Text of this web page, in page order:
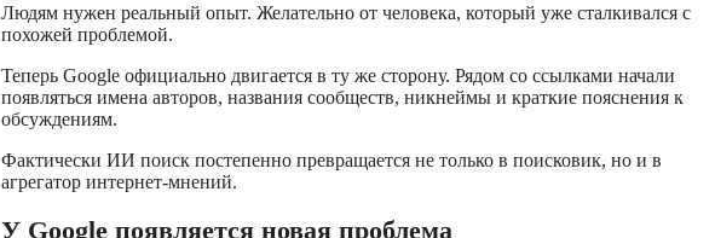
Людям нужен реальный опыт. Желательно от человека, который уже сталкивался с
похожей проблемой.
Теперь Google официально двигается в ту же сторону. Рядом со ссылками начали
появляться имена авторов, названия сообществ, никнеймы и краткие пояснения к
обсуждениям.
Фактически ИИ поиск постепенно превращается не только в поисковик, но и в
агрегатор интернет-мнений.
У Google появляется новая проблема